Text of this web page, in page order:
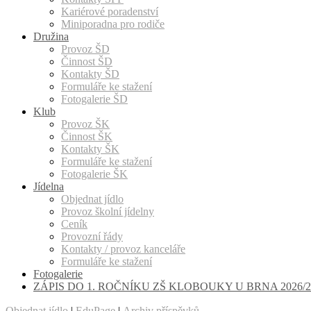
Kariérové poradenství
Miniporadna pro rodiče
Družina
Provoz ŠD
Činnost ŠD
Kontakty ŠD
Formuláře ke stažení
Fotogalerie ŠD
Klub
Provoz ŠK
Činnost ŠK
Kontakty ŠK
Formuláře ke stažení
Fotogalerie ŠK
Jídelna
Objednat jídlo
Provoz školní jídelny
Ceník
Provozní řády
Kontakty / provoz kanceláře
Formuláře ke stažení
Fotogalerie
ZÁPIS DO 1. ROČNÍKU ZŠ KLOBOUKY U BRNA 2026/